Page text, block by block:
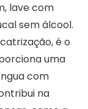
lave com
sem álcool.
é o
uma
com
na